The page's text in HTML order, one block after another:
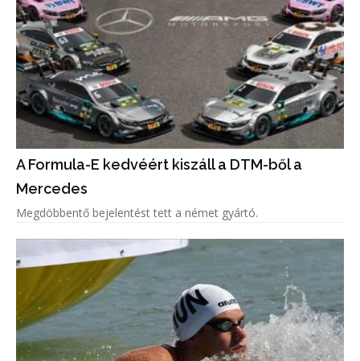
A Formula-E kedvéért kiszáll a DTM-ből a
Mercedes
Megdöbbentő bejelentést tett a német gyártó.